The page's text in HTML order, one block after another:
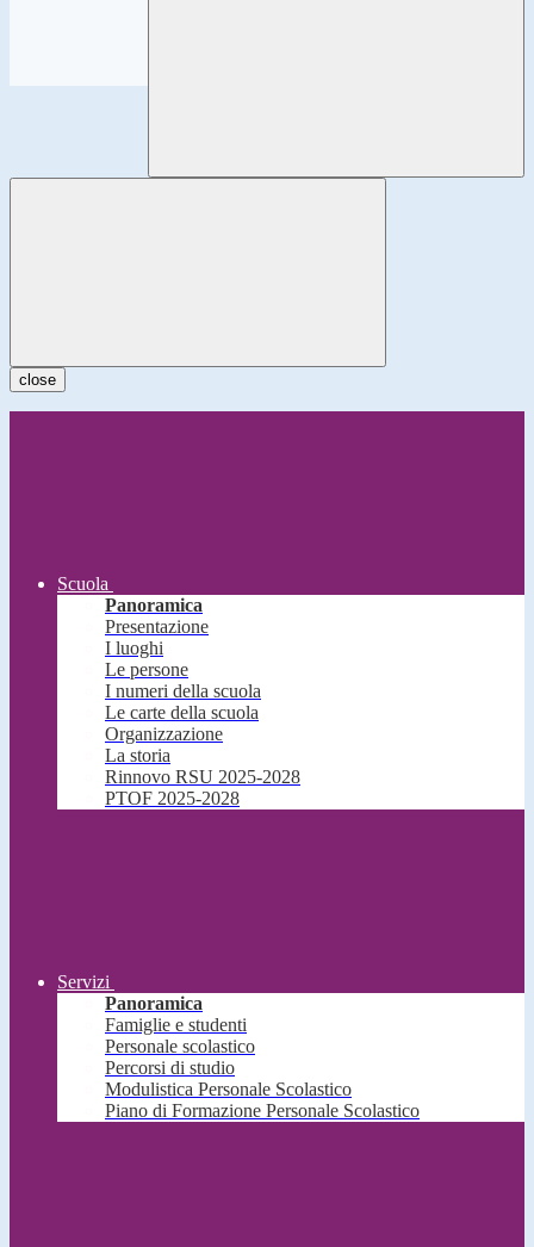
close
Scuola
Panoramica
Presentazione
I luoghi
Le persone
I numeri della scuola
Le carte della scuola
Organizzazione
La storia
Rinnovo RSU 2025-2028
PTOF 2025-2028
Servizi
Panoramica
Famiglie e studenti
Personale scolastico
Percorsi di studio
Modulistica Personale Scolastico
Piano di Formazione Personale Scolastico